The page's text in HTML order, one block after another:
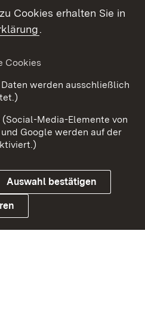
Barrierefreiheit
Cookies
Cookies erhalten Sie in
.
Cookies
werden ausschließlich
Media-Elemente von
Google werden auf der
Auswahl bestätigen